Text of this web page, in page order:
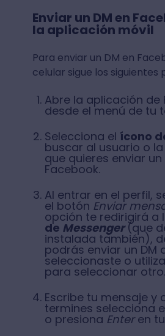
Enviar un DM en
la aplicación móvil
Para enviar un DM en
celular sigue los siguientes
Abre la aplicación de
desde el menú de tu
Selecciona el ícono
buscar al usuario o
que quieres enviar
Facebook.
Al entrar en el perfil,
el botón Enviar
opción te redirigirá a
de Messenger (que
instalada también),
podrás enviar un DM
seleccionaste o
para seleccionar otro.
Escribe tu mensaje y
termines selecciona
o presiona Enteren